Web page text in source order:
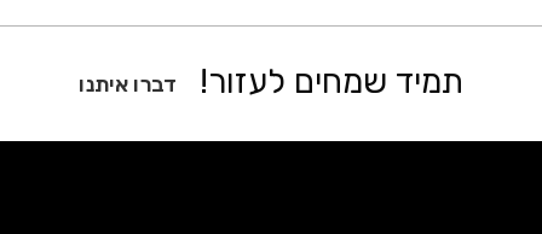
תמיד שמחים לעזור! דברו איתנו